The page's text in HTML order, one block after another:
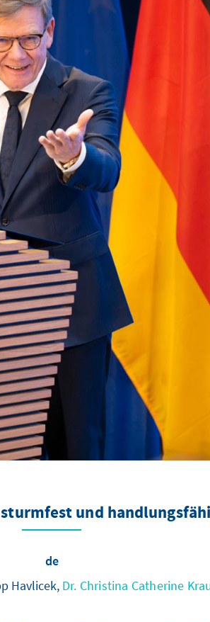
und
de
Havlicek, Dr. Christina Catherine